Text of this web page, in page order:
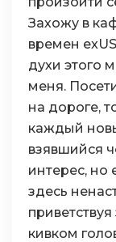
Захожу в
времен
духи этого
меня.
на дороге,
каждый
взявшийся
интерес, но
здесь
кивком